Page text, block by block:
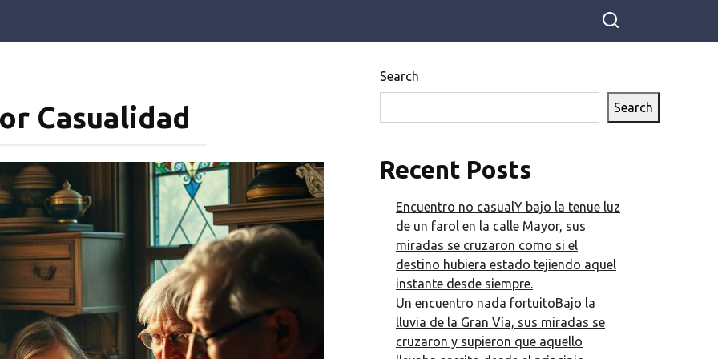
Casualidad
Search
Search
Recent Posts
Encuentro no casualY bajo la tenue luz
de un farol en la calle Mayor, sus
miradas se cruzaron como si el
destino hubiera estado tejiendo aquel
instante desde siempre.
Un encuentro nada fortuitoBajo la
lluvia de la Gran Vía, sus miradas se
cruzaron y supieron que aquello